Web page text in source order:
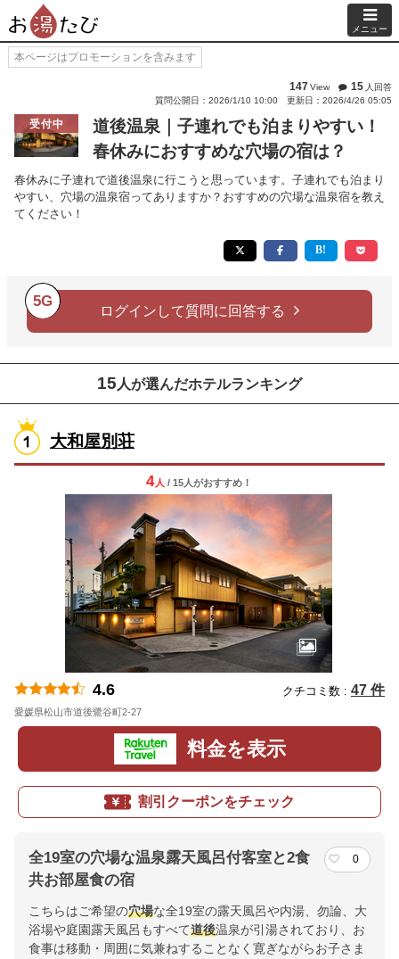
メニュー
本ページはプロモーションを含みます
147View 15 人回答
質問公開日：2026/1/10 10:00
更新日：2026/4/26 05:05
受付中
道後温泉｜子連れでも泊まりやすい！
春休みにおすすめな穴場の宿は？
春休みに子連れで道後温泉に行こうと思っています。子連れでも泊まり
やすい、穴場の温泉宿ってありますか？おすすめの穴場な温泉宿を教え
てください！
5G
ログインして質問に回答する
15 人が選んだホテルランキング
大和屋別荘
4人 / 15人がおすすめ！
4.6 クチコミ数 : 47 件
愛媛県松山市道後鷺谷町2-27
料金を表示
割引クーポンをチェック
全19室の穴場な温泉露天風呂付客室と2食
共お部屋食の宿
0
こちらはご希望の穴場な全19室の露天風呂や内湯、勿論、大
浴場や庭園露天風呂もすべて道後温泉が引湯されており、お
食事は移動・周囲に気兼ねすることなく寛ぎながらお子さま